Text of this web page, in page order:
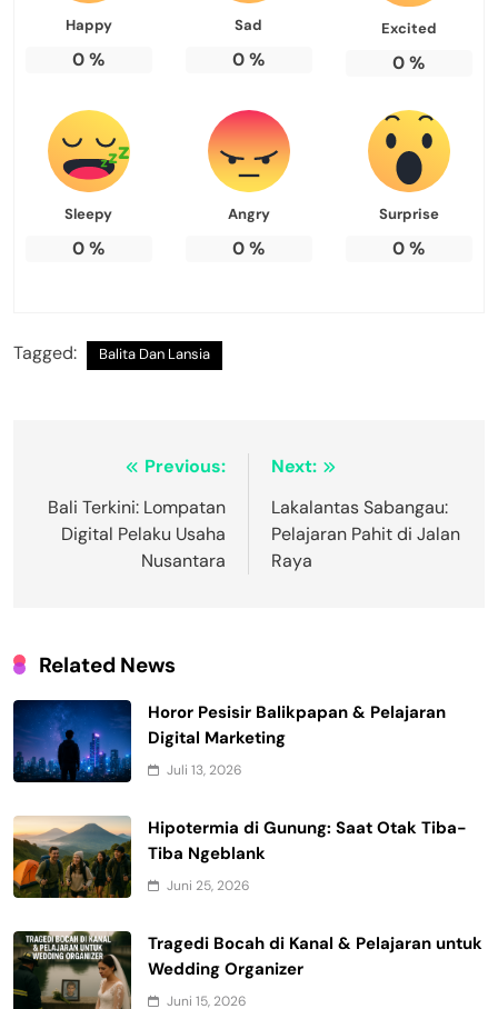
Happy
0%
Sad
0%
Excited
0%
Sleepy
0%
Angry
0%
Surprise
0%
Tagged: Balita Dan Lansia
Navigasi
pos
Previous:
Bali Terkini: Lompatan
Digital Pelaku Usaha
Nusantara
Next:
Lakalantas Sabangau:
Pelajaran Pahit di Jalan
Raya
Related News
Horor Pesisir Balikpapan & Pelajaran
Digital Marketing
Juli 13, 2026
Hipotermia di Gunung: Saat Otak Tiba-
Tiba Ngeblank
Juni 25, 2026
Tragedi Bocah di Kanal & Pelajaran untuk
Wedding Organizer
Juni 15, 2026